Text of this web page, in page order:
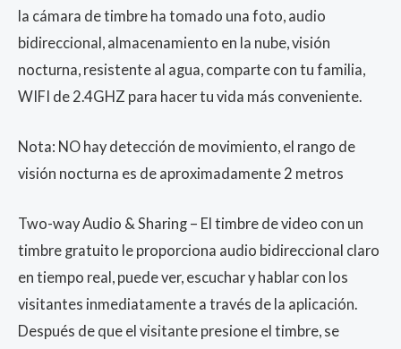
la cámara de timbre ha tomado una foto, audio
bidireccional, almacenamiento en la nube, visión
nocturna, resistente al agua, comparte con tu familia,
WIFI de 2.4GHZ para hacer tu vida más conveniente.
Nota: NO hay detección de movimiento, el rango de
visión nocturna es de aproximadamente 2 metros
Two-way Audio & Sharing – El timbre de video con un
timbre gratuito le proporciona audio bidireccional claro
en tiempo real, puede ver, escuchar y hablar con los
visitantes inmediatamente a través de la aplicación.
Después de que el visitante presione el timbre, se